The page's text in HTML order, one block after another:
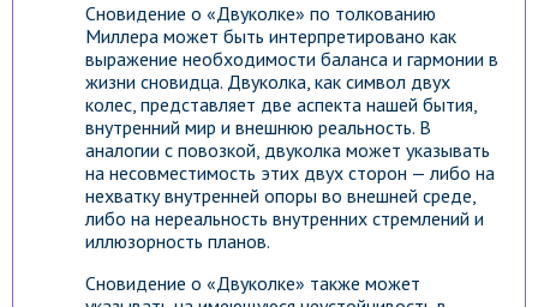
Сновидение о «Двуколке» по толкованию
Миллера может быть интерпретировано как
выражение необходимости баланса и гармонии в
жизни сновидца. Двуколка, как символ двух
колес, представляет две аспекта нашей бытия,
внутренний мир и внешнюю реальность. В
аналогии с повозкой, двуколка может указывать
на несовместимость этих двух сторон — либо на
нехватку внутренней опоры во внешней среде,
либо на нереальность внутренних стремлений и
иллюзорность планов.
Сновидение о «Двуколке» также может